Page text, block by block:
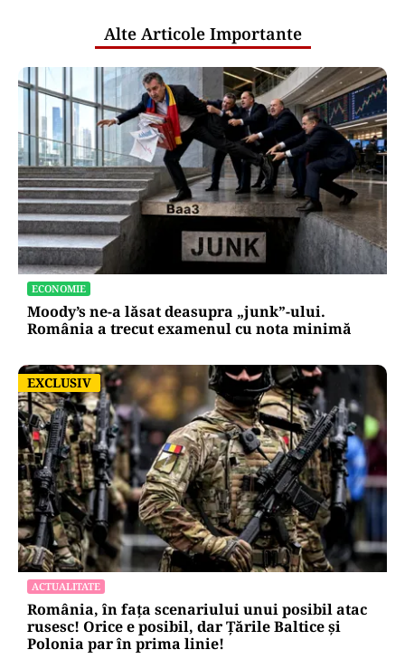
Alte Articole Importante
ECONOMIE
Moody’s ne-a lăsat deasupra „junk”-ului.
România a trecut examenul cu nota minimă
EXCLUSIV
EXCLUSIV
ACTUALITATE
România, în fața scenariului unui posibil atac
rusesc! Orice e posibil, dar Țările Baltice și
Polonia par în prima linie!